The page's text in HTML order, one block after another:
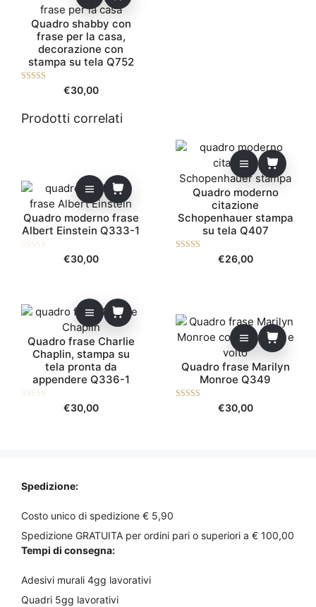
Quadro shabby con
frase per la casa,
decorazione con
stampa su tela Q752
€30,00
Prodotti correlati
Quadro moderno frase
Albert Einstein Q333-1
€30,00
Quadro moderno
citazione
Schopenhauer stampa
su tela Q407
€26,00
Quadro frase Charlie
Chaplin, stampa su
tela pronta da
appendere Q336-1
€30,00
Quadro frase Marilyn
Monroe Q349
€30,00
Spedizione:
Costo unico di spedizione € 5,90
Spedizione GRATUITA per ordini pari o superiori a € 100,00
Tempi di consegna:
Adesivi murali 4gg lavorativi
Quadri 5gg lavorativi